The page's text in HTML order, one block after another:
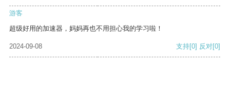
游客
超级好用的加速器，妈妈再也不用担心我的学习啦！
2024-09-08 支持[0] 反对[0]